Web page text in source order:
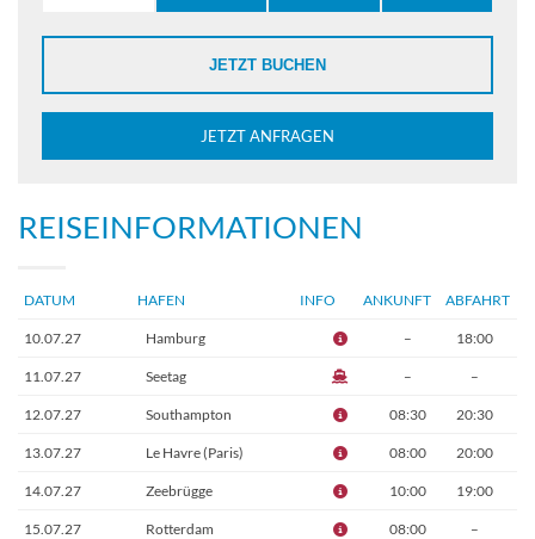
JETZT BUCHEN
JETZT ANFRAGEN
REISEINFORMATIONEN
DATUM HAFEN INFO ANKUNFT ABFAHRT
10.07.27 Hamburg – 18:00
11.07.27 Seetag – –
12.07.27 Southampton 08:30 20:30
13.07.27 Le Havre (Paris) 08:00 20:00
14.07.27 Zeebrügge 10:00 19:00
15.07.27 Rotterdam 08:00 –